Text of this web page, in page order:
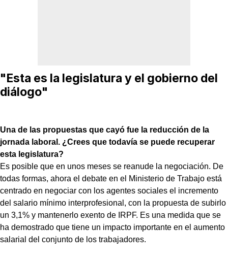
"Esta es la legislatura y el gobierno del
diálogo"
Una de las propuestas que cayó fue la reducción de la
jornada laboral. ¿Crees que todavía se puede recuperar
esta legislatura?
Es posible que en unos meses se reanude la negociación. De
todas formas, ahora el debate en el Ministerio de Trabajo está
centrado en negociar con los agentes sociales el incremento
del salario mínimo interprofesional, con la propuesta de subirlo
un 3,1% y mantenerlo exento de IRPF. Es una medida que se
ha demostrado que tiene un impacto importante en el aumento
salarial del conjunto de los trabajadores.